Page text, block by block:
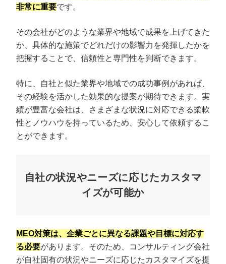
非常に重要です。
その会社がどのような業界や地域で成果を上げてきた
か、具体的な施策でどれだけの影響力を発揮したかを
把握することで、信頼性と専門性を判断できます。
特に、自社と似た業界や地域での成功事例があれば、
その経験を活かした効果的な提案が期待できます。実
績が豊富な会社は、さまざまな状況に対応できる柔軟
性とノウハウを持っているため、安心して依頼するこ
とができます。
自社の状況やニーズに応じたカスタマ
イズが可能か
MEO対策は、企業ごとに異なる課題や目標に対応す
る必要があります。そのため、コンサルティング会社
が自社固有の状況やニーズに応じたカスタマイズを提